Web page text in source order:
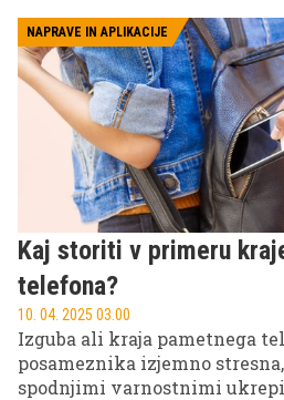
Izpopolnjuje že sicer
in vsakodnevne interakcije
intuitivne. Tukaj je razlog,
nov standard za sodobne
pametnih telefonov.
NAPRAVE IN APLIKACIJE
Kaj storiti v primeru
telefona?
10. 04. 2025 03.00
Izguba ali kraja pametnega
posameznika izjemno
spodnjimi varnostnimi